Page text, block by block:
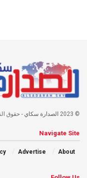
© 2023 الصدارة سكاي - حقوق
Navigate Site
About
Advertise